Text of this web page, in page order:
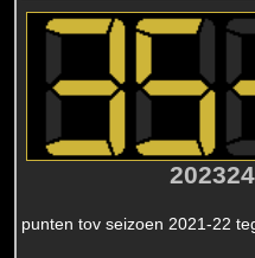
punten tov seizoen 2021-22